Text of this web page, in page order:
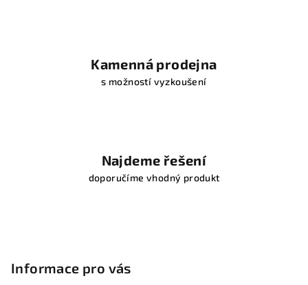
Kamenná prodejna
s možností vyzkoušení
Najdeme řešení
doporučíme vhodný produkt
Informace pro vás